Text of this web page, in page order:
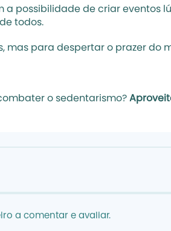
possibilidade de criar eventos
todos.
mas para despertar o prazer do
o sedentarismo?
a comentar e avaliar.